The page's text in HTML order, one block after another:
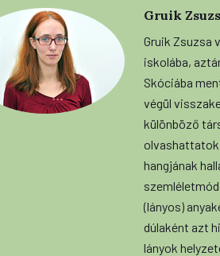
Gruik
Gruik Zsuzsa
iskolába,
Skóciába
végül
különböző
hangjának
(lányos)
dúlaként azt
lányok